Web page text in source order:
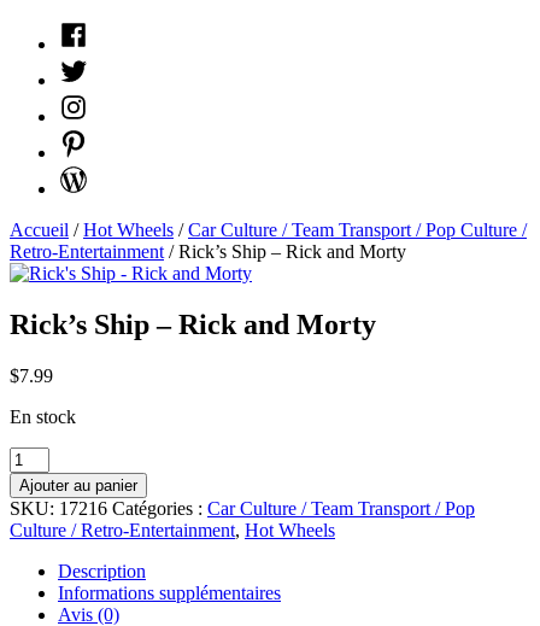
Facebook
Twitter
Instagram
Pinterest
WordPress
Accueil /Hot Wheels /Car Culture / Team Transport / Pop Culture /
Retro-Entertainment / Rick’s Ship – Rick and Morty
Rick’s Ship – Rick and Morty
$7.99
En stock
quantité
Rick's
Ship
-
Rick
Morty
Ajouter au panier
SKU: 17216 Catégories : Car Culture / Team Transport / Pop
Culture / Retro-Entertainment, Hot Wheels
Description
Informations supplémentaires
Avis (0)